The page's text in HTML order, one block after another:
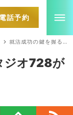
電話予約
就活成功の鍵を握る！スタジオ728が教える証明写真の撮り方
ジオ728が